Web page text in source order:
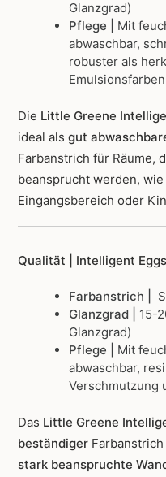
Glanzgrad)
Pflege |
Mit
abwaschbar,
robuster als
Die Little Greene
ideal als gut
Farbanstrich für Räume,
beansprucht werden,
Eingangsbereich oder
Qualität | Intelligent
Farbanstrich |
Glanzgrad |
15-
Glanzgrad)
Pflege |
Mit
abwaschbar,
Verschmutzung
Das Little Greene
beständiger Farbanstrich
stark beanspruchte